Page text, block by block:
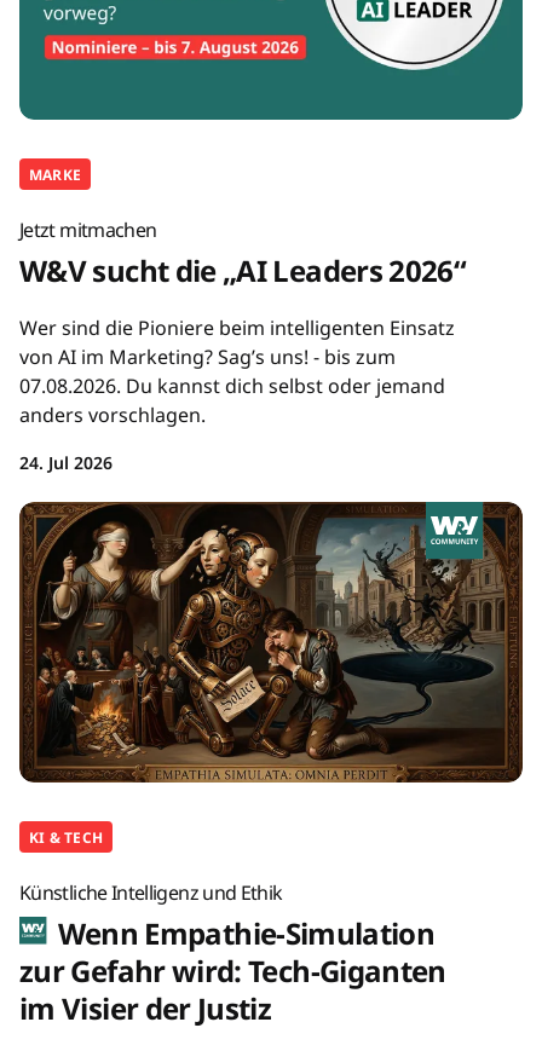
MARKE
Jetzt mitmachen
W&V sucht die „AI Leaders 2026“
Wer sind die Pioniere beim intelligenten Einsatz
von AI im Marketing? Sag’s uns! - bis zum
07.08.2026. Du kannst dich selbst oder jemand
anders vorschlagen.
24. Jul 2026
KI & TECH
Künstliche Intelligenz und Ethik
Wenn Empathie-Simulation
zur Gefahr wird: Tech-Giganten
im Visier der Justiz